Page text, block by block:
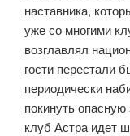
наставника,
уже со многими
возглавлял
гости перестали
периодически
покинуть
клуб Астра идет